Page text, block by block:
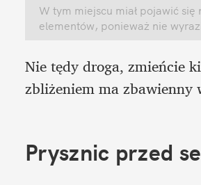
W tym miejscu miał pojawić
elementów, ponieważ nie
Nie tędy droga, zmieńcie
zbliżeniem ma zbawienny
Prysznic przed